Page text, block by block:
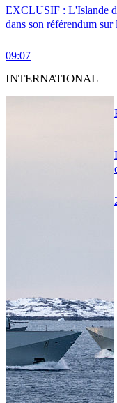
EXCLUSIF : L'Islande
dans son référendum sur
09:07
INTERNATIONAL